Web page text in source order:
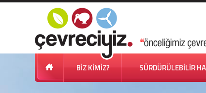
BİZ KİMİZ? SÜRDÜRÜLEBİLİR